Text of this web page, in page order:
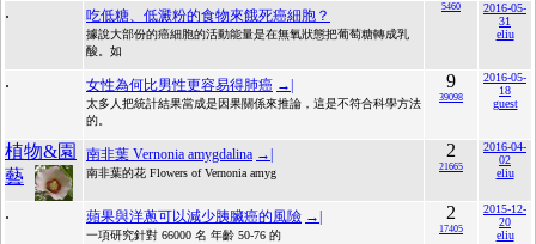
. 吃低糖、低澱粉的食物來餓死癌細胞？
據說大部份的癌細胞的活動能量是在無氧狀態把葡萄糖轉成乳
酸。如
5460
2016-05-
31
eliu
. 女性為何比男性更容易得肺癌 →|
太多人把統計結果當成是因果關係來推論，這是不符合科學方法
的。
9
39098
2016-05-
18
guest
植物&園
藝
南非葉 Vernonia amygdalina →|
南非葉的花 Flowers of Vernonia amyg
2
21665
2016-04-
02
eliu
. 蘋果與洋蔥可以減少胰臟癌的風險 →|
一項研究針對 66000 名 年齡 50-76 的
2
17405
2015-12-
20
eliu